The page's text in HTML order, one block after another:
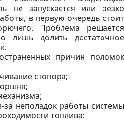
не запускается или резко
в первую очередь стоит
Проблема решается
лишь долить достаточное
причин поломок
стопора;
за неполадок работы системы
топлива;